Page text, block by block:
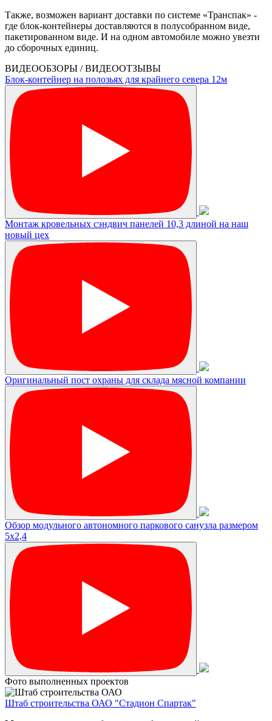
Также, возможен вариант доставки по системе «Транспак» -
где блок-контейнеры доставляются в полусобранном виде,
пакетированном виде. И на одном автомобиле можно увезти
до сборочных единиц.
ВИДЕООБЗОРЫ / ВИДЕООТЗЫВЫ
Блок-контейнер на полозьях для крайнего севера 12м
Монтаж кровельных сэндвич панелей 10,3 длиной на наш
новый цех
Оригинальный пост охраны для склада мясной компании
Обзор модульного автономного паркового санузла размером
5х2,4
Фото выполненных проектов
Штаб строительства ОАО "Стадион Спартак"